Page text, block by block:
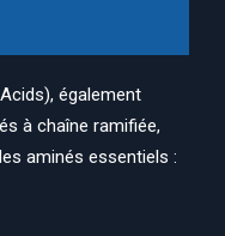
également
à chaîne ramifiée,
aminés essentiels :